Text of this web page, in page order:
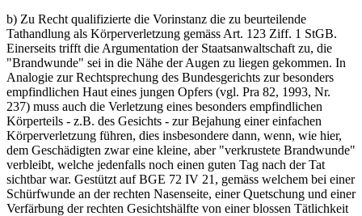
b) Zu Recht qualifizierte die Vorinstanz die zu beurteilende
Tathandlung als Körperverletzung gemäss Art. 123 Ziff. 1 StGB.
Einerseits trifft die Argumentation der Staatsanwaltschaft zu, die
"Brandwunde" sei in die Nähe der Augen zu liegen gekommen. In
Analogie zur Rechtsprechung des Bundesgerichts zur besonders
empfindlichen Haut eines jungen Opfers (vgl. Pra 82, 1993, Nr.
237) muss auch die Verletzung eines besonders empfindlichen
Körperteils - z.B. des Gesichts - zur Bejahung einer einfachen
Körperverletzung führen, dies insbesondere dann, wenn, wie hier,
dem Geschädigten zwar eine kleine, aber "verkrustete Brandwunde"
verbleibt, welche jedenfalls noch einen guten Tag nach der Tat
sichtbar war. Gestützt auf BGE 72 IV 21, gemäss welchem bei einer
Schürfwunde an der rechten Nasenseite, einer Quetschung und einer
Verfärbung der rechten Gesichtshälfte von einer blossen Tätlichkeit